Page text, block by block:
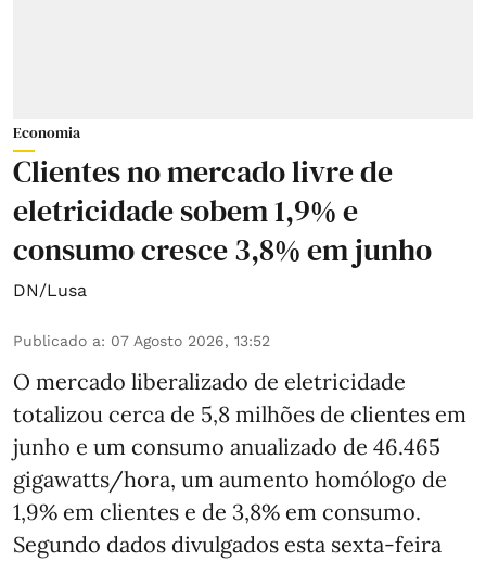
Economia
Clientes no mercado livre de
eletricidade sobem 1,9% e
consumo cresce 3,8% em junho
DN/Lusa
Publicado a: 07 Agosto 2026, 13:52
O mercado liberalizado de eletricidade
totalizou cerca de 5,8 milhões de clientes em
junho e um consumo anualizado de 46.465
gigawatts/hora, um aumento homólogo de
1,9% em clientes e de 3,8% em consumo.
Segundo dados divulgados esta sexta-feira